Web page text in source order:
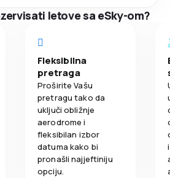
letove sa eSky-om?
Fleksibilna
pretraga
Proširite Vašu
pretragu tako da
uključi obližnje
aerodrome i
fleksibilan izbor
datuma kako bi
pronašli najjeftiniju
opciju.